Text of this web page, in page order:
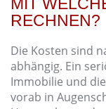
RECHNEN?
Die Kosten sind
abhängig. Ein
Immobilie und
vorab in